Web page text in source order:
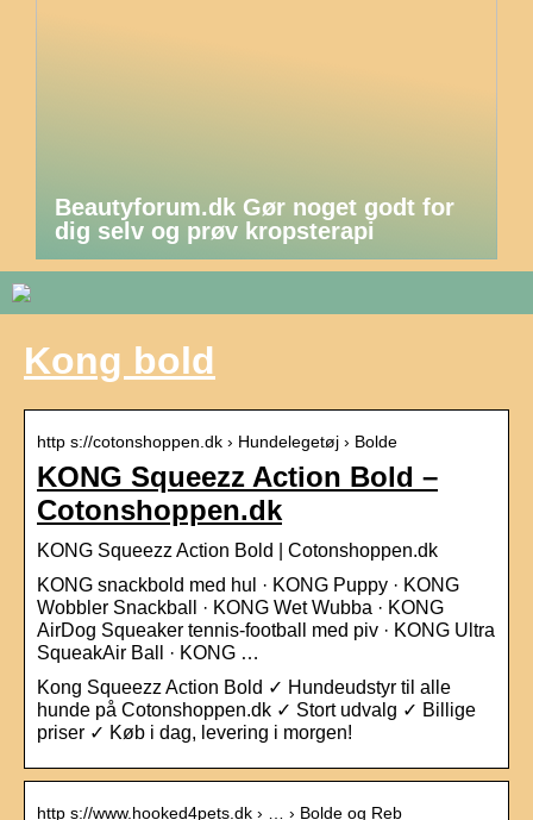
Beautyforum.dk Gør noget godt for
dig selv og prøv kropsterapi
Kong bold
http s://cotonshoppen.dk › Hundelegetøj › Bolde
KONG Squeezz Action Bold –
Cotonshoppen.dk
KONG Squeezz Action Bold | Cotonshoppen.dk
KONG snackbold med hul · KONG Puppy · KONG
Wobbler Snackball · KONG Wet Wubba · KONG
AirDog Squeaker tennis-football med piv · KONG Ultra
SqueakAir Ball · KONG …
Kong Squeezz Action Bold ✓ Hundeudstyr til alle
hunde på Cotonshoppen.dk ✓ Stort udvalg ✓ Billige
priser ✓ Køb i dag, levering i morgen!
http s://www.hooked4pets.dk › … › Bolde og Reb